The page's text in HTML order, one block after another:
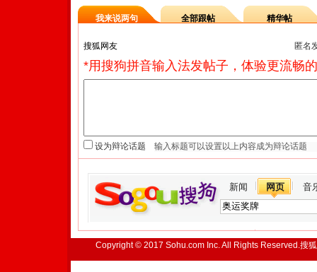
我来说两句 全部跟帖 精华帖
匿名
*用搜狗拼音输入法发帖子，体验更流畅
设为辩论话题
新闻 网页 音
Copyright © 2017 Sohu.com Inc. All Rights Reserved.搜